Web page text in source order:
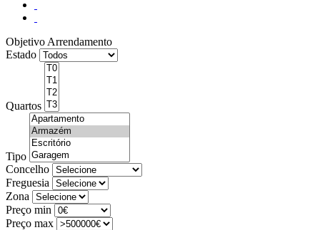
Objetivo Arrendamento
Estado
Quartos
Tipo
Concelho
Freguesia
Zona
Preço min
Preço max